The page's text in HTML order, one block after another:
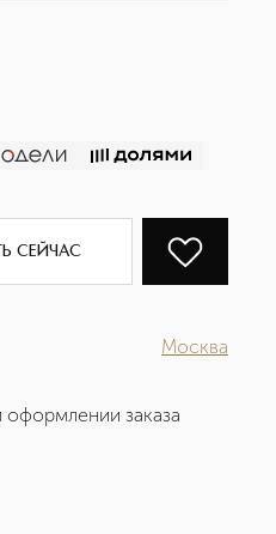
СЕЙЧАС
Москва
оформлении заказа